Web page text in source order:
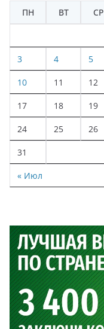
ПН ВТ СР
« Июл
3 4 5
10 11 12
17 18 19
24 25 26
31